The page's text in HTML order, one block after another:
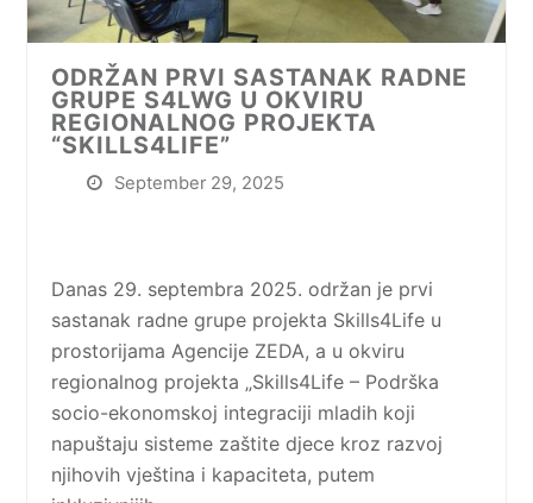
ODRŽAN PRVI SASTANAK RADNE
GRUPE S4LWG U OKVIRU
REGIONALNOG PROJEKTA
“SKILLS4LIFE”
September 29, 2025
Danas 29. septembra 2025. održan je prvi
sastanak radne grupe projekta Skills4Life u
prostorijama Agencije ZEDA, a u okviru
regionalnog projekta „Skills4Life – Podrška
socio-ekonomskoj integraciji mladih koji
napuštaju sisteme zaštite djece kroz razvoj
njihovih vještina i kapaciteta, putem